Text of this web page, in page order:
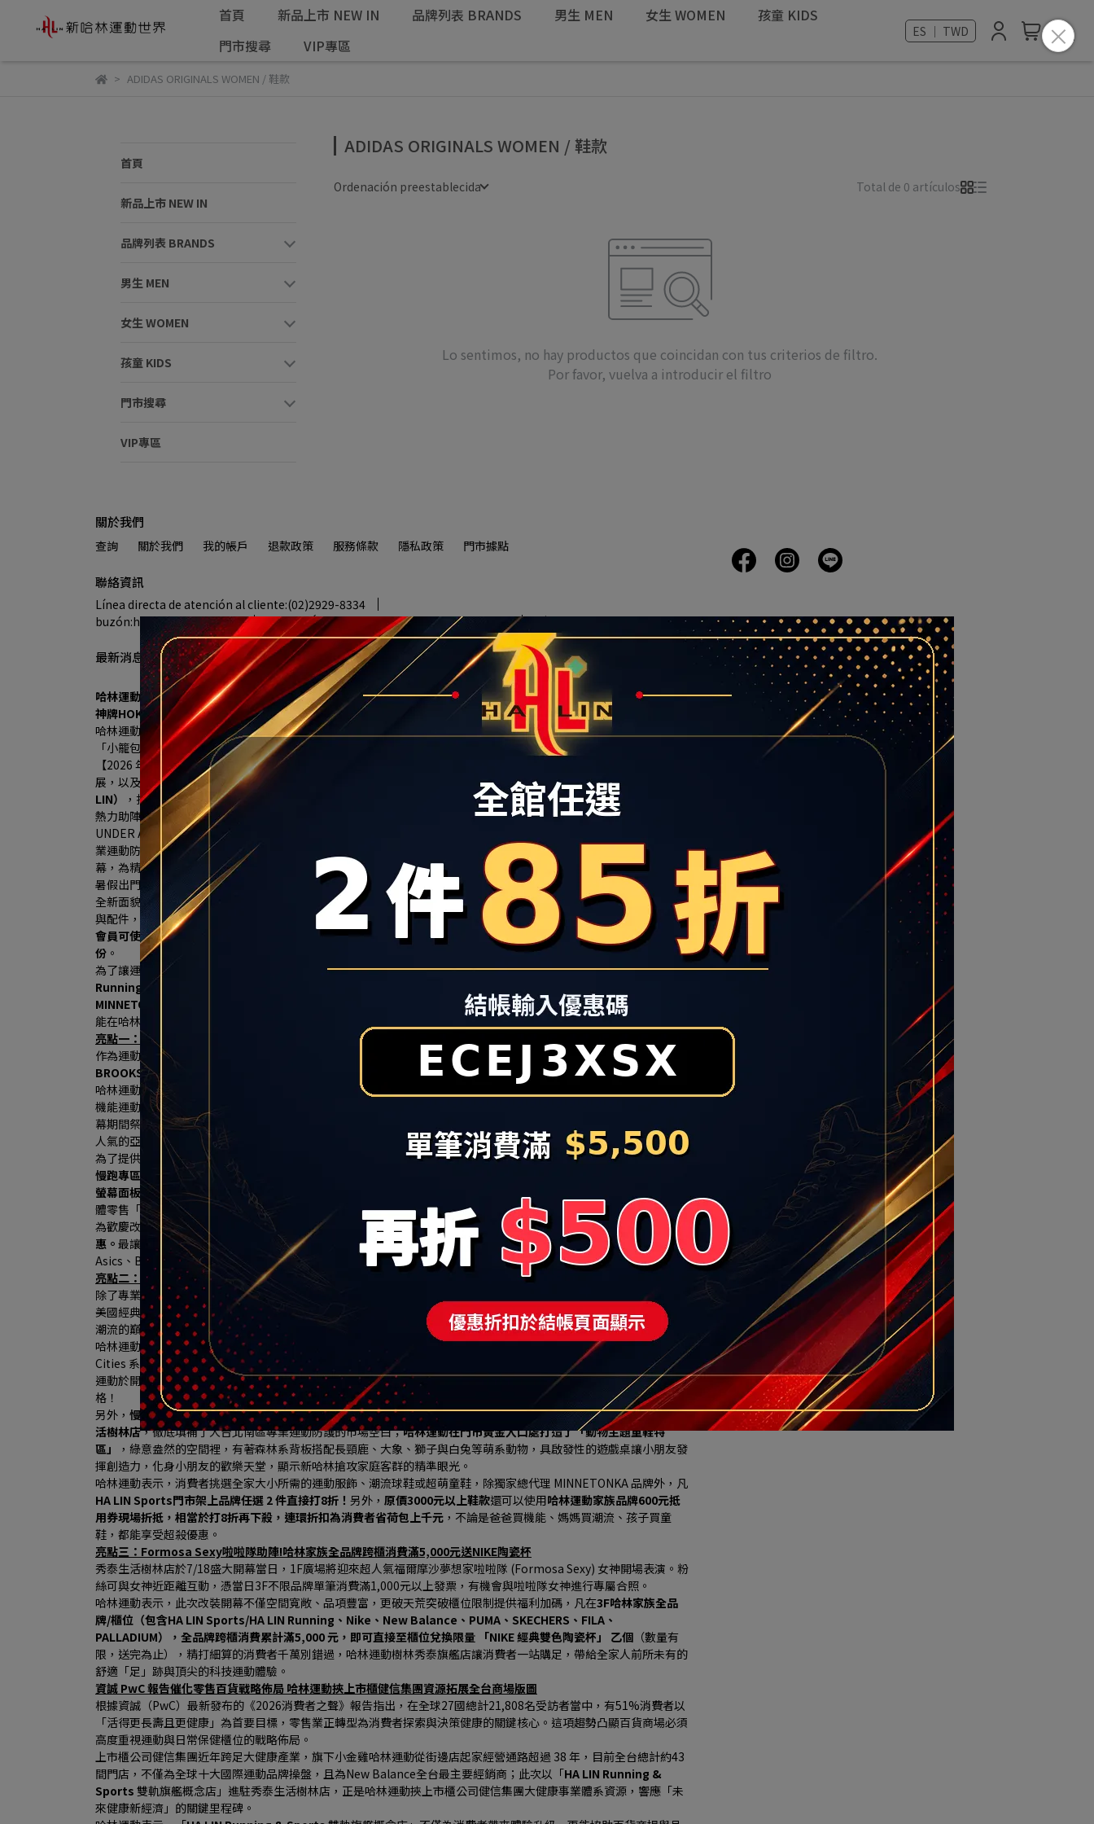
首頁 新品上市 NEW IN 品牌列表 BRANDS 男生 MEN 女生 WOMEN
孩童 KIDS
門市搜尋
VIP專區
ES ｜ TWD
ADIDAS ORIGINALS WOMEN / 鞋款
首頁
新品上市 NEW IN
品牌列表 BRANDS
男生 MEN
女生 WOMEN
孩童 KIDS
門市搜尋
VIP專區
ADIDAS ORIGINALS WOMEN / 鞋款
Ordenación preestablecida Total de 0 artículos
Lo sentimos, no hay productos que coincidan con tus criterios de filtro.
Por favor, vuelva a introducir el filtro
關於我們
查詢 關於我們 我的帳戶 退款政策 服務條款 隱私政策 門市據點
聯絡資訊
Línea directa de atención al cliente:(02)2929-8334
buzón:halin@halin.com.tw
DIRECCIÓN:新北市汐止區大同路一段239號16-1 Número unificado:90322663
最新消息
哈林運動進駐秀泰生活樹林店 7/18盛大開幕 多重優惠現省上千元
神牌HOKA、UA、MIZUNO 首發登場
哈林運動獨家總代理傳奇潮鞋 MINNETONKA
「小籠包、珍珠奶茶」聯名神鞋限量開搶、再送限定配色鞋帶
【2026 年7月16日，台北訊】大台北南區的慢跑愛好者、運動穿搭客與家庭消費者注意！看好新北樹林生活圈持續發
展，以及居住人口穩定成長帶動的消費需求，秀泰生活樹林店攜手台灣運動用品零售通路領導品牌 「哈林運動」（HA
LIN）
，打造3F近300坪商場改裝櫃位7/18日華麗登場，並將於當日邀請「福爾摩沙夢想家啦啦隊 (Formosa Sexy)」
熱力助陣 ，哈林運動的全新雙店格概念旗艦店（HA LIN Running ＆ HA LIN Sports)同步亮相，主打運動鞋雙雄
UNDER ARMOUR、MIZUNO、慢跑神牌 HOKA首度進駐，並祭出HOKA限量商品開幕特別優惠，填補了大台北南區專
業運動防護的市場空白，並攜手Nike、New Balance、SKECHERS、PUMA、PALLADIUM等品牌推出多重優惠歡慶開
幕，為精打細算的消費者現省上千元，可望掀起大台北南區新一波的搶購熱潮。
暑假出門走走，從專業跑鞋、休閒鞋包到輕便穿搭，是不少人安排夏日行程前的採買重點。秀泰生活樹林店3樓亦將以
全新面貌亮相，並自7/2（四）至8/26（三）集結9大品牌推出「My Show Time運動風格提案」，精選各式鞋款、包款
與配件，於1樓規劃主打商品展示區，讓消費者從逛街動線中快速掌握夏季運動風格靈感。活動期間，
秀泰生活樹林店
會員可使用20點兌換200元3樓品牌購物金；於三樓品牌單筆累計消費滿3,800 元，即可獲得限量熊抱哥陶瓷吸水墊乙
份 。
為了讓運動迷們擁有前所未有的頂級購物體驗，健信集團旗下關係企業—哈林運動宣佈兩間大型門市「HA LIN
Running
MINNETONKA鞋款與亞洲慢跑工藝之王Asics
等多元運動品牌新款鞋品齊發，無論是搶進潮流前線或是拍照打卡，都
能在哈林運動獲得滿足感，以下分享門市三大亮點，一起來搶先看!
亮點一：HA LIN Running集結機能三巨頭 HOKA限量夢幻折扣 跑步機「先跑再買」體驗
作為運動用品通路領導品牌，哈林運動看到南台北地區消費者對專業慢跑鞋的需求，
協同慢跑王者HOKA、Asics與
BROOKS三大品牌，於HA LIN Running 慢跑專業門市，打造南台北最硬核的跑者基地。
哈林運動表示，此次於HA LIN Running專區中，慢跑界當紅避震神鞋HOKA確認坐鎮機能專區，是目前成長最快的高
機能運動鞋款，致力於開發適應高難度地形與賽事的超跑鞋，為讓樹林地區的消費者也能搶進潮流最前線，在改裝慶開
幕期間祭出限量夢幻折扣，門市並引進了亞洲慢跑工藝之王Asics與百年跑鞋BROOKS的強大矩陣, 其中Asics 擁有超高
人氣的亞瑟膠避震科技與專屬高質感跑鞋牆，完美貼合亞洲人足底。
為了提供最專業的購鞋體驗，
哈林運動特別與全球健身器材領導品牌「岱宇(Dyaco)」跨界合作，在HA LIN Running
慢跑專區獨家打造「專業跑步機實境動態體驗區」，引進名列美國第一大健身品牌「SOLE」電動跑步機，內含觸控式
螢幕面板， 消費者可以現場換上心儀的跑鞋，在跑步機上模擬真實慢跑姿態，測試鞋款避震與抓地力，強強聯手打造實
體零售「沉浸式體驗」新門市。
為歡慶改裝開幕，HA LIN Running專區商品全面 9 折，更新增「滿 $3,600 折$300、滿 $5,500 折 $500」 的現折優
惠。 最讓跑友心動的是，只要購買鞋款的「原價金額滿 $3,000 元以上」（不論是購買 HOKA 限量優惠跑鞋，或是
Asics、BROOKS的頂級專業機能跑鞋），
再加碼送上 「哈林運動家族品牌600元抵用券」可於下次消費折抵。
亮點二：HA LIN Sports：獨家MINNETONKA聯名鞋款首發，多品牌2件8折優惠
除了專業機能運動，哈林運動此次同步規劃 HA LIN Sports 潮流休閒區，並宣佈代理品牌再下一城的好消息：正式榮獲
美國經典手工皮鞋傳奇品牌「MINNETONKA（迷你唐卡）」台灣獨家總代理權，引進近年從經典莫卡辛成功跨界街頭
潮流的巔峰之作 ── 「MS70 復古運動休閒鞋系列（MS70 Retro Sneaker）。
哈林運動表示，為慶祝秀泰生活樹林店盛大改裝開幕，HA LIN Sports門市限量販售風靡潮流圈的 KIKS 聯名「Two
Cities 系列 ── 珍珠奶茶款與小籠包款」女鞋！其中「小籠包款」鞋品，除了鞋盒原裝配備的 2 款經典鞋帶外，哈林
運動於開幕慶期間再加碼贈送 2 款限定配色鞋帶（共 4 款鞋帶），讓消費者一雙鞋玩出 4 種美式復古與台式街頭混搭風
格！
另外， 慢跑與重訓迷最愛的 UNDER ARMOUR (UA) 與日系慢跑工藝龍頭 MIZUNO（美津濃），亦正式首度進駐秀泰生
活樹林店，徹底填補了大台北南區專業運動防護的市場空白；哈林運動在門市黃金入口處打造了「動物主題童鞋特
區」
，綠意盎然的空間裡，有著森林系背板搭配長頸鹿、大象、獅子與白兔等萌系動物，具啟發性的遊戲桌讓小朋友發
揮創造力，化身小朋友的歡樂天堂，顯示新哈林搶攻家庭客群的精準眼光。
哈林運動表示，消費者挑選全家大小所需的運動服飾、潮流球鞋或超萌童鞋，除獨家總代理 MINNETONKA 品牌外，凡
HA LIN Sports門市架上品牌任選 2 件直接打8折！ 另外， 原價3000元以上鞋款還可以使用哈林運動家族品牌600元抵
用券現場折抵，相當於打8折再下殺，連環折扣為消費者省荷包上千元 ，不論是爸爸買機能、媽媽買潮流、孩子買童
鞋，都能享受超殺優惠。
亮點三：Formosa Sexy啦啦隊助陣!哈林家族全品牌跨櫃消費滿5,000元送NIKE陶瓷杯
秀泰生活樹林店於7/18盛大開幕當日，1F廣場將迎來超人氣福爾摩沙夢想家啦啦隊 (Formosa Sexy) 女神開場表演。粉
絲可與女神近距離互動，憑當日3F不限品牌單筆消費滿1,000元以上發票，有機會與啦啦隊女神進行專屬合照。
哈林運動表示，此次改裝開幕不僅空間寬敞、品項豐富，更破天荒突破櫃位限制提供福利加碼，凡在3F哈林家族全品
牌/櫃位（包含HA LIN Sports/HA LIN Running、Nike、New Balance、PUMA、SKECHERS、FILA、
PALLADIUM），全品牌跨櫃消費累計滿5,000 元，即可直接至櫃位兌換限量 「NIKE 經典雙色陶瓷杯」 乙個 （數量有
限，送完為止），精打細算的消費者千萬別錯過，哈林運動樹林秀泰旗艦店讓消費者一站購足，帶給全家人前所未有的
舒適「足」跡與頂尖的科技運動體驗。
資誠 PwC 報告催化零售百貨戰略佈局 哈林運動挾上市櫃健信集團資源拓展全台商場版圖
根據資誠（PwC）最新發布的《2026消費者之聲》報告指出，在全球27國總計21,808名受訪者當中，有51%消費者以
「活得更長壽且更健康」為首要目標，零售業正轉型為消費者探索與決策健康的關鍵核心。這項趨勢凸顯百貨商場必須
高度重視運動與日常保健櫃位的戰略佈局。
上市櫃公司健信集團近年跨足大健康產業，旗下小金雞哈林運動從街邊店起家經營通路超過 38 年，目前全台總計約43
間門店，不僅為全球十大國際運動品牌操盤，且為New Balance全台最主要經銷商；此次以「HA LIN Running &
Sports 雙軌旗艦概念店」進駐秀泰生活樹林店，正是哈林運動挾上市櫃公司健信集團大健康事業體系資源，響應「未
來健康新經濟」的關鍵里程碑。